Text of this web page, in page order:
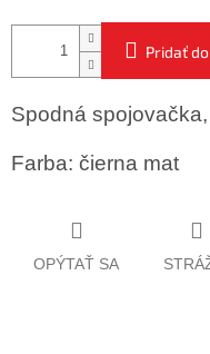
Pridať
Spodná
Farba: čierna mat
OPÝTAŤ SA